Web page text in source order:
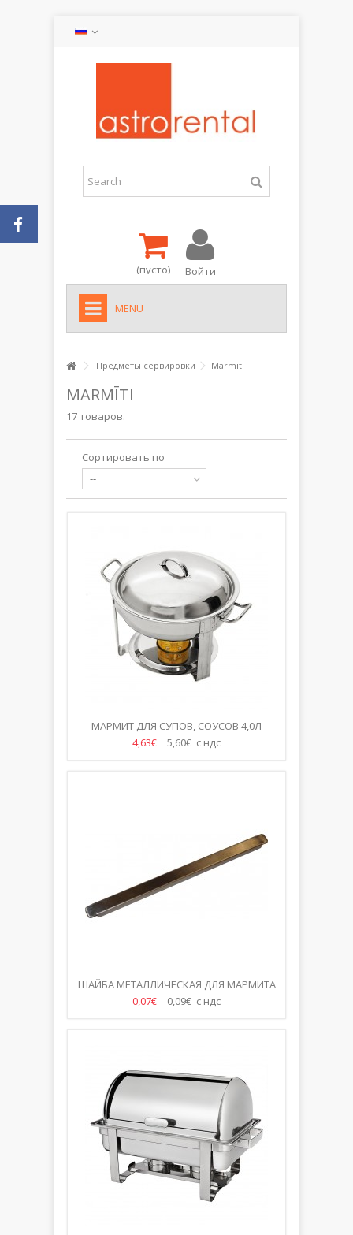
(пусто) Войти
MENU
Предметы сервировки Marmīti
MARMĪTI
17 товаров.
Сортировать по
--
МАРМИТ ДЛЯ СУПОВ, СОУСОВ 4,0Л
4,63€
5,60€ с ндс
ШАЙБА МЕТАЛЛИЧЕСКАЯ ДЛЯ МАРМИТА
0,07€
0,09€ с ндс